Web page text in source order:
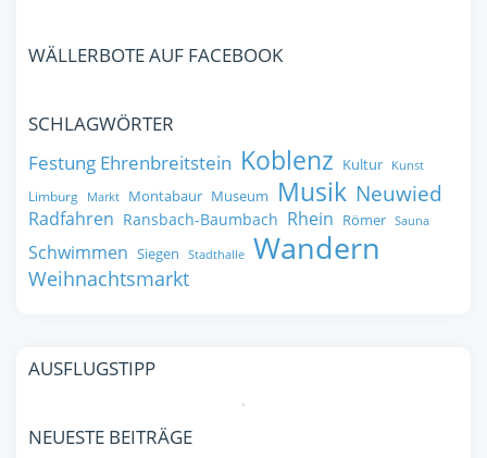
WÄLLERBOTE AUF FACEBOOK
SCHLAGWÖRTER
Festung Ehrenbreitstein Koblenz Kultur Kunst
Limburg Markt Montabaur Museum Musik Neuwied
Radfahren Ransbach-Baumbach Rhein Römer Sauna
Schwimmen Siegen Stadthalle Wandern
Weihnachtsmarkt
AUSFLUGSTIPP
NEUESTE BEITRÄGE